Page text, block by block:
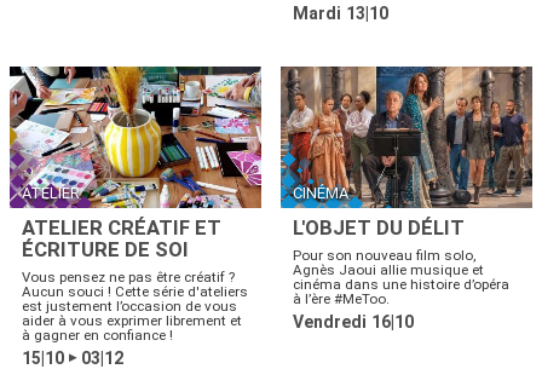
Mardi 13|10
ATELIER
ATELIER CRÉATIF ET
ÉCRITURE DE SOI
Vous pensez ne pas être créatif ?
Aucun souci ! Cette série d'ateliers
est justement l’occasion de vous
aider à vous exprimer librement et
à gagner en confiance !
15|10 ▶03|12
CINÉMA
L'OBJET DU DÉLIT
Pour son nouveau film solo,
Agnès Jaoui allie musique et
cinéma dans une histoire d’opéra
à l’ère #MeToo.
Vendredi 16|10